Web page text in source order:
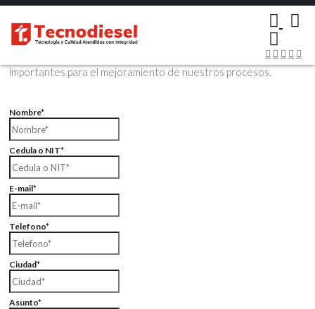
Contáctenos Vía Email
Envíenos sus datos con sus comentarios, sus opiniones son muy
importantes para el mejoramiento de nuestros procesos.
Nombre*
Cedula o NIT*
E-mail*
Telefono*
Ciudad*
Asunto*